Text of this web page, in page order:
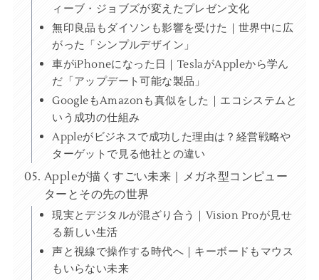
ィーブ・ジョブズが変えたプレゼン文化
無印良品もダイソンも影響を受けた｜世界中に広
がった「シンプルデザイン」
車がiPhoneになった日｜TeslaがAppleから学ん
だ「アップデート可能な製品」
GoogleもAmazonも真似をした｜エコシステムと
いう成功の仕組み
Appleがビジネスで成功した理由は？経営戦略や
ターゲットで見る他社との違い
Appleが描くすごい未来｜メガネ型コンピュー
ターとその先の世界
現実とデジタルが混ざり合う｜Vision Proが見せ
る新しい生活
声と視線で操作する時代へ｜キーボードもマウス
もいらない未来